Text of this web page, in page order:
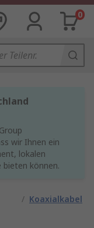
0
wir Ihnen ein
lokalen
bieten können.
/ Koaxialkabel